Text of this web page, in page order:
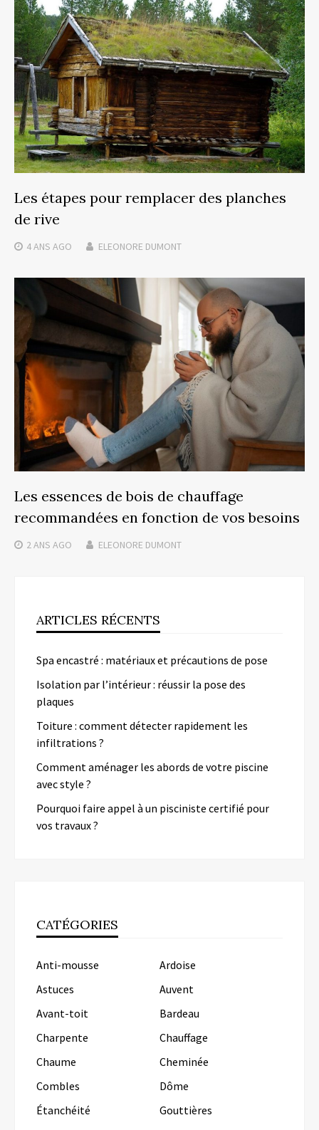
Les étapes pour remplacer des planches
de rive
4 ANS AGO ELEONORE DUMONT
Les essences de bois de chauffage
recommandées en fonction de vos besoins
2 ANS AGO ELEONORE DUMONT
ARTICLES RÉCENTS
Spa encastré : matériaux et précautions de pose
Isolation par l’intérieur : réussir la pose des
plaques
Toiture : comment détecter rapidement les
infiltrations ?
Comment aménager les abords de votre piscine
avec style ?
Pourquoi faire appel à un pisciniste certifié pour
vos travaux ?
CATÉGORIES
Anti-mousse
Ardoise
Astuces
Auvent
Avant-toit
Bardeau
Charpente
Chauffage
Chaume
Cheminée
Combles
Dôme
Étanchéité
Gouttières